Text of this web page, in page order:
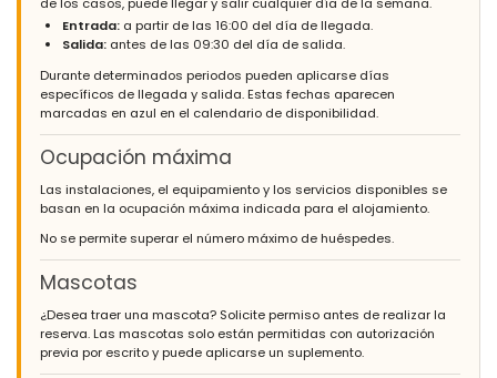
Entrada: a partir de las 16:00 del día de llegada.
Salida: antes de las 09:30 del día de salida.
Durante determinados periodos pueden aplicarse días
específicos de llegada y salida. Estas fechas aparecen
marcadas en azul en el calendario de disponibilidad.
Ocupación máxima
Las instalaciones, el equipamiento y los servicios disponibles se
basan en la ocupación máxima indicada para el alojamiento.
No se permite superar el número máximo de huéspedes.
Mascotas
¿Desea traer una mascota? Solicite permiso antes de realizar la
reserva. Las mascotas solo están permitidas con autorización
previa por escrito y puede aplicarse un suplemento.